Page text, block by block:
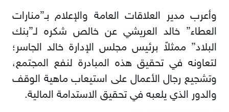
وأعرب مدير العلاقات العامة والإعلام بـ”منارات
العطاء” خالد العريشي عن خالص شكره لـ”بنك
البلاد” ممثلاً برئيس مجلس الإدارة خالد الجاسر؛
لتعاونه في تحقيق هذه المبادرة لنفع المجتمع،
وتشجيع رجال الأعمال على استيعاب ماهية الوقف
والدور الذي يلعبه في تحقيق الاستدامة المالية.